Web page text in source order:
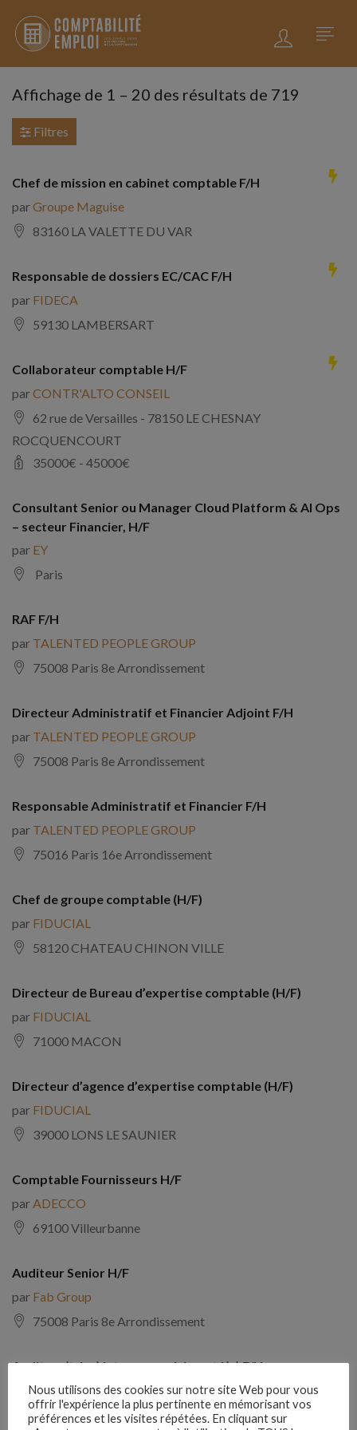
Affichage de 1 – 20 des résultats de 719
Filtres
Chef de mission en cabinet comptable F/H
parGroupe Maguise
83160 LA VALETTE DU VAR
Responsable de dossiers EC/CAC F/H
par FIDECA
59130 LAMBERSART
Collaborateur comptable H/F
parCONTR'ALTO CONSEIL
62 rue de Versailles - 78150 LE CHESNAY
ROCQUENCOURT
35000€ - 45000€
Consultant Senior ou Manager Cloud Platform & AI Ops
– secteur Financier, H/F
par EY
Paris
RAF F/H
par TALENTED PEOPLE GROUP
75008 Paris 8e Arrondissement
Directeur Administratif et Financier Adjoint F/H
par TALENTED PEOPLE GROUP
75008 Paris 8e Arrondissement
Responsable Administratif et Financier F/H
par TALENTED PEOPLE GROUP
75016 Paris 16e Arrondissement
Chef de groupe comptable (H/F)
par FIDUCIAL
58120 CHATEAU CHINON VILLE
Directeur de Bureau d’expertise comptable (H/F)
par FIDUCIAL
71000 MACON
Directeur d’agence d’expertise comptable (H/F)
par FIDUCIAL
39000 LONS LE SAUNIER
Comptable Fournisseurs H/F
par ADECCO
69100 Villeurbanne
Auditeur Senior H/F
par Fab Group
75008 Paris 8e Arrondissement
Auditeur(trice) interne expérimenté(e) F/H
parComptabilite Emploi
39130 Châtillon
Nous utilisons des cookies sur notre site Web pour vous
offrir l'expérience la plus pertinente en mémorisant vos
préférences et les visites répétées. En cliquant sur